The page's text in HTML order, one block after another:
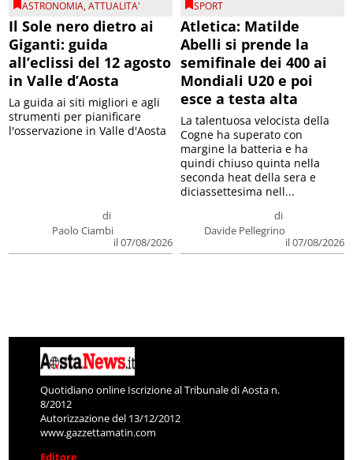
ASTRONOMIA,ATTUALITA'
Il Sole nero dietro ai
Giganti: guida
all’eclissi del 12 agosto
in Valle d’Aosta
di
Paolo Ciambi
il 07/08/2026
La guida ai siti migliori e agli
strumenti per pianificare
l'osservazione in Valle d'Aosta
SPORT
Atletica: Matilde
Abelli si prende la
semifinale dei 400 ai
Mondiali U20 e poi
esce a testa alta
di
Davide Pellegrino
il 07/08/2026
La talentuosa velocista della
Cogne ha superato con
margine la batteria e ha
quindi chiuso quinta nella
seconda heat della sera e
diciassettesima nell...
Quotidiano online Iscrizione al Tribunale di Aosta n.
8/2012
Autorizzazione del 13/12/2012
www.gazzettamatin.com
Editore